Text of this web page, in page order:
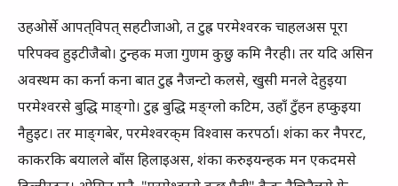
उहओर्से आपत्‌विपत्‌ सहटीजाओ, त टुह्र परमेश्‍वरक चाहलअस पूरा
परिपक्‍व हुइटीजैबो। टुन्‍हक मजा गुणम कुछु कमि नैरही। तर यदि असिन
अवस्‍थम का कर्ना कना बात टुह्र नैजन्‍टो कलसे, खुसी मनले देहुइया
परमेश्‍वरसे बुद्धि माङ्‍गो। टुह्र बुद्धि मङ्‍ग्‍लो कटिम, उहाँ टुँहन हप्‍कुइया
नैहुइट। तर माङ्‍गबेर, परमेश्‍वरक्‌म विश्‍वास करपर्ठा। शंका कर नैपरट,
काकरकि बयालले बाँस हिलाइअस, शंका करुइयन्‍हक मन एकदमसे